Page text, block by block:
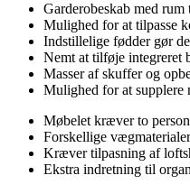
Garderobeskab med
Mulighed for at tilpasse
Indstillelige fødder gør
Nemt at tilføje integreret
Masser af skuffer og
Mulighed for at
Møbelet kræver to
Forskellige
Kræver tilpasning af
Ekstra indretning til